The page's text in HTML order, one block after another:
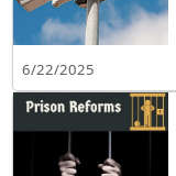
6/22/2025